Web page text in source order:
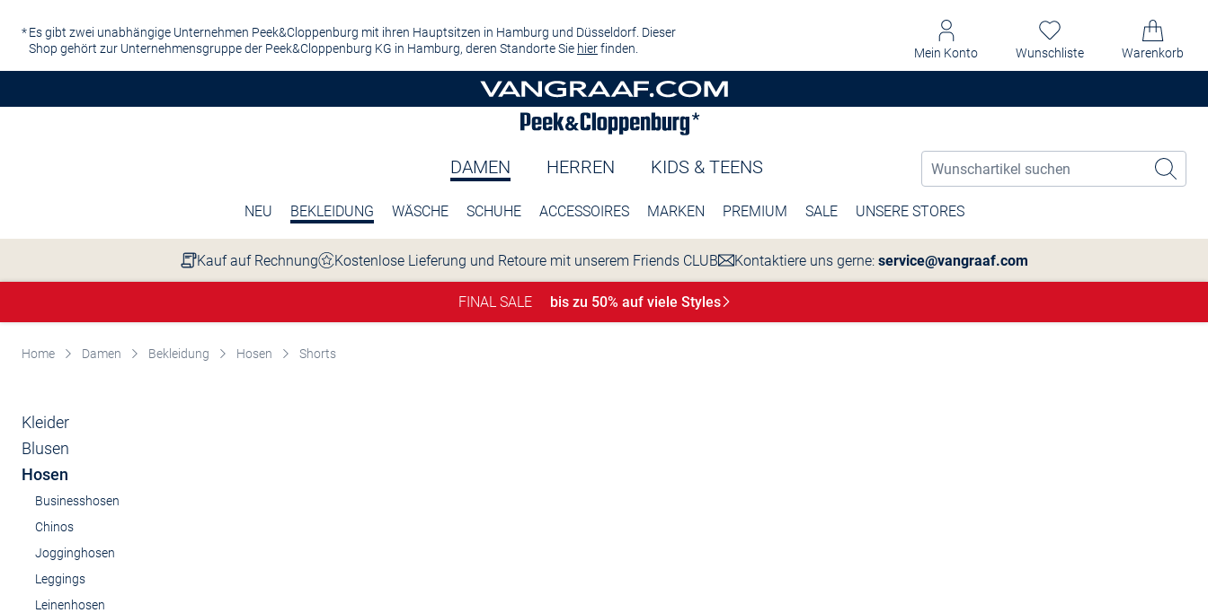
Es gibt zwei unabhängige Unternehmen Peek&Cloppenburg mit ihren Hauptsitzen in Hamburg und Düsseldorf. Dieser
Shop gehört zur Unternehmensgruppe der Peek&Cloppenburg KG in Hamburg, deren Standorte Sie hierfinden. Mein Konto Wunschliste Warenkorb
DAMEN HERREN KIDS & TEENS
NEU BEKLEIDUNG WÄSCHE SCHUHE ACCESSOIRES MARKEN PREMIUM SALE UNSERE STORES
Kauf auf Rechnung Kostenlose Lieferung und Retoure mit unserem Friends CLUB Kontaktiere uns gerne: service@vangraaf.com
FINAL SALE bis zu 50% auf viele Styles
Home Damen Bekleidung Hosen Shorts
Kleider
Blusen
Hosen
Businesshosen
Chinos
Jogginghosen
Leggings
Leinenhosen